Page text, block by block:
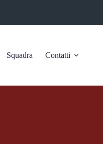
Squadra Contatti